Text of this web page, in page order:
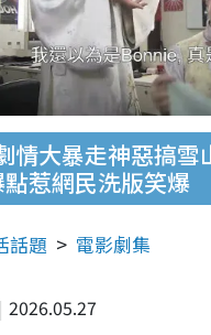
情大暴走神惡搞雪
惹網民洗版笑爆
話題 電影劇集
2026.05.27